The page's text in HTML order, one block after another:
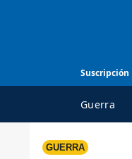
Suscripción
Guerra
GUERRA